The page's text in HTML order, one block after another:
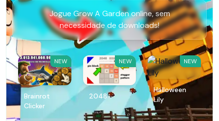
Jogue Grow A Garden online, sem
necessidade de downloads!
NEW
Brainrot
Clicker
NEW
2048
NEW
Halloween
Lily